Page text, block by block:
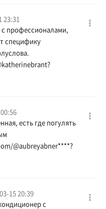
23:31
профессионалами,
специфику
есть где погулять
@aubreyabner****?
15 20:39
с